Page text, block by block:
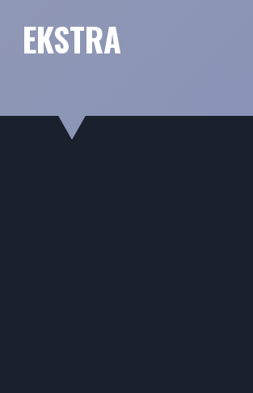
EKSTRA